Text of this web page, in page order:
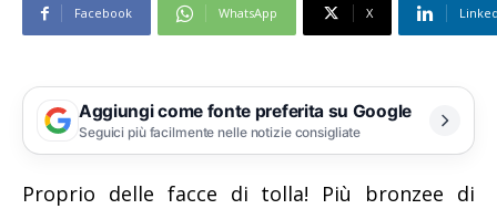
Facebook WhatsApp X
Aggiungi come fonte preferita su Google
Seguici più facilmente nelle notizie consigliate
Proprio delle facce di tolla! Più bronzee di